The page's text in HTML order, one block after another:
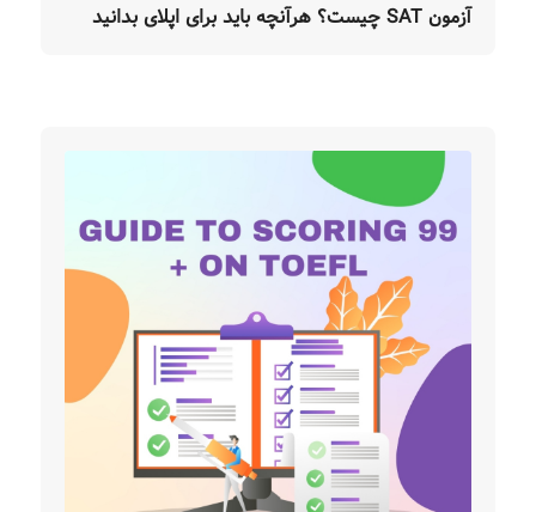
آزمون SAT چیست؟ هرآنچه باید برای اپلای بدانید